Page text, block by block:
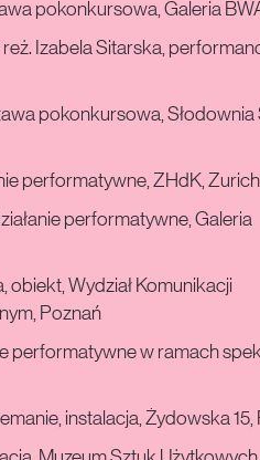
pokonkursowa, Galeria
Izabela Sitarska,
pokonkursowa, Słodownia
performatywne, ZHdK, Zurich
performatywne, Galeria
Wydział Komunikacji
Poznań
performatywne w ramach
instalacja, Żydowska 15,